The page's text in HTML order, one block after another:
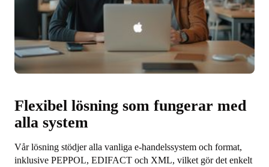
Flexibel lösning som fungerar med
alla system
Vår lösning stödjer alla vanliga e-handelssystem och format,
inklusive PEPPOL, EDIFACT och XML, vilket gör det enkelt